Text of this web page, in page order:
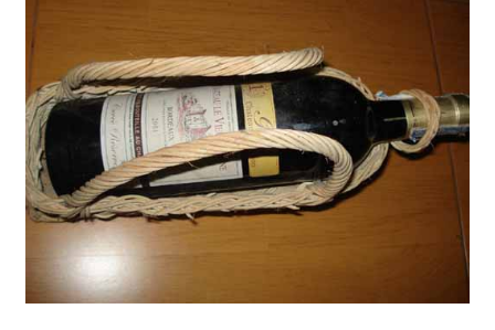
ด้วย ขอบคุณอีกครั้งครับ
ถ้างั้นก็เอาไวน์ของเศษฝรั่งไปอีก เอ๊ย...ฝรั่งเศษค่ะ อิอิ